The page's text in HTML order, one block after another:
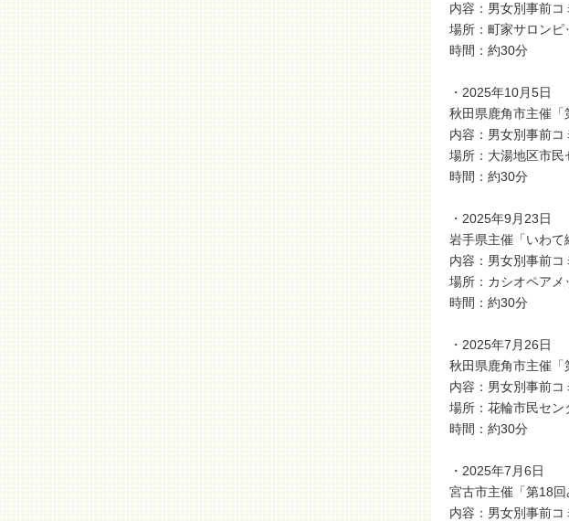
内容：男女別事前コ
場所：町家サロンピ
時間：約30分
・2025年10月5日
秋田県鹿角市主催「
内容：男女別事前コ
場所：大湯地区市民
時間：約30分
・2025年9月23日
岩手県主催「いわ
内容：男女別事前コ
場所：カシオペア
時間：約30分
・2025年7月26日
秋田県鹿角市主催
内容：男女別事前コ
場所：花輪市民セン
時間：約30分
・2025年7月6日
宮古市主催「第18
内容：男女別事前コ